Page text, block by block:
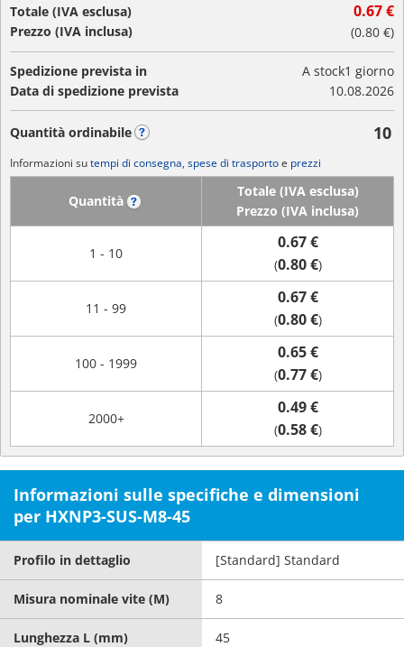
Totale (IVA esclusa)
Prezzo (IVA inclusa)
0.67 €
(0.80 €)
Spedizione prevista in
Data di spedizione prevista
A stock1 giorno
10.08.2026
Quantità ordinabile 10
Informazioni sutempi di consegna, spese di trasportoe prezzi
Quantità
Totale (IVA esclusa)
Prezzo (IVA inclusa)
1 - 10
0.67 €
(0.80 €)
11 - 99
0.67 €
(0.80 €)
100 - 1999
0.65 €
(0.77 €)
2000+
0.49 €
(0.58 €)
Informazioni sulle specifiche e dimensioni
per HXNP3-SUS-M8-45
Profilo in dettaglio [Standard] Standard
Misura nominale vite (M) 8
Lunghezza L (mm) 45